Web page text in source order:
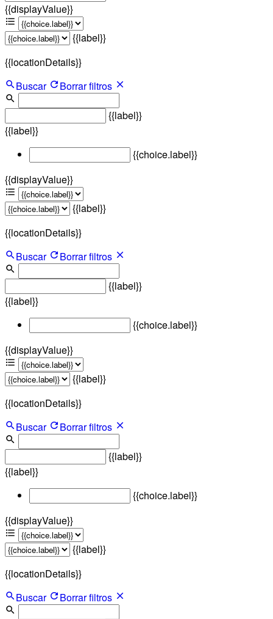
{{displayValue}}
{{label}}
{{locationDetails}}
Buscar
Borrar filtros
{{label}}
{{label}}
{{choice.label}}
{{displayValue}}
{{label}}
{{locationDetails}}
Buscar
Borrar filtros
{{label}}
{{label}}
{{choice.label}}
{{displayValue}}
{{label}}
{{locationDetails}}
Buscar
Borrar filtros
{{label}}
{{label}}
{{choice.label}}
{{displayValue}}
{{label}}
{{locationDetails}}
Buscar
Borrar filtros